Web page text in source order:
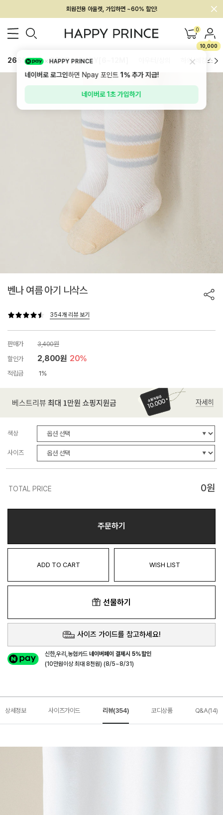
회원전용 아울렛, 가입하면 ~60% 할인!
멤버십 최대 28,000원 혜택 0
10,000
26SS 신상 BEST BABY[6~12M] 하의/레깅스
벤나 여름 아기 니삭스
354개 리뷰 보기
판매가
3,400원
할인가
2,800원 20%
적립금 1%
색상
사이즈
TOTAL PRICE 0원
주문하기
ADD TO CART WISH LIST
선물하기
사이즈 가이드를 참고하세요!
신한,우리,농협카드네이버페이 결제시 5%할인
(10만원이상 최대 8천원) (8/5~8/31)
상세정보 사이즈가이드 리뷰(354) 코디상품 Q&A(14)
HAPPY PRINCE
네이버로 로그인하면 Npay 포인트1%추가 지급!
네이버로 1초 가입하기